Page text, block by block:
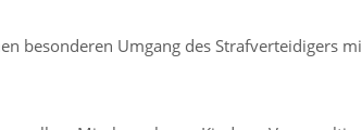
besonderen Umgang des Strafverteidigers